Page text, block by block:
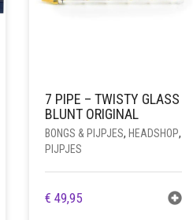
7 PIPE – TWISTY GLASS
BLUNT ORIGINAL
BONGS & PIJPJES, HEADSHOP,
PIJPJES
€ 49,95